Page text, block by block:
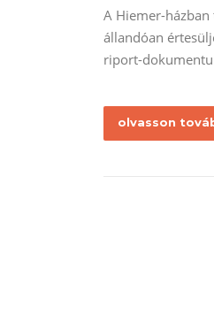
A Hiemer-
állandóan
riport-
olvasson